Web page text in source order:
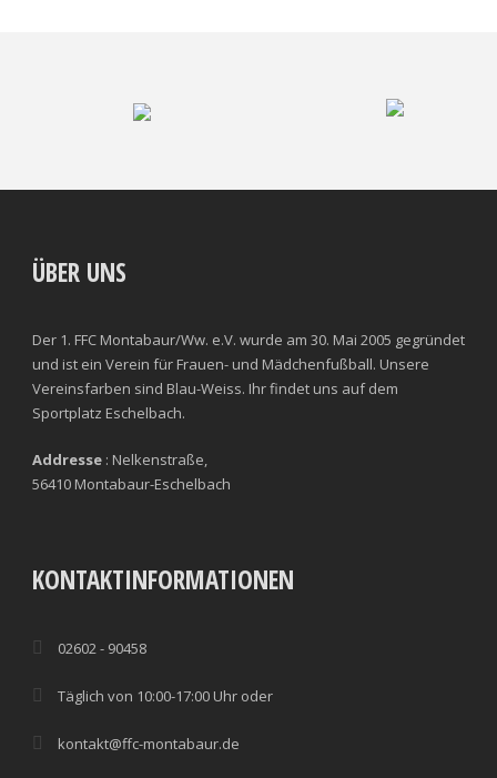
ÜBER UNS
Der 1. FFC Montabaur/Ww. e.V. wurde am 30. Mai 2005 gegründet
und ist ein Verein für Frauen- und Mädchenfußball. Unsere
Vereinsfarben sind Blau-Weiss. Ihr findet uns auf dem
Sportplatz Eschelbach.
Addresse : Nelkenstraße,
56410 Montabaur-Eschelbach
KONTAKTINFORMATIONEN
02602 - 90458
Täglich von 10:00-17:00 Uhr oder
kontakt@ffc-montabaur.de